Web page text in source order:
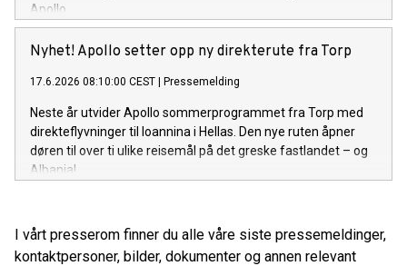
Apollo.
Nyhet! Apollo setter opp ny direkterute fra Torp
17.6.2026 08:10:00 CEST | Pressemelding
Neste år utvider Apollo sommerprogrammet fra Torp med
direkteflyvninger til Ioannina i Hellas. Den nye ruten åpner
døren til over ti ulike reisemål på det greske fastlandet – og
Albania!
I vårt presserom finner du alle våre siste pressemeldinger,
kontaktpersoner, bilder, dokumenter og annen relevant